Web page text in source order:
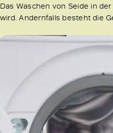
Das Waschen von Seide in
wird. Andernfalls besteht die